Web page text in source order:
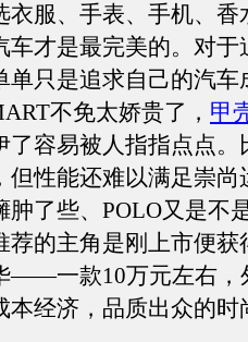
衣服、手表、手机、香
车才是最完美的。对于
单只是追求自己的汽车
不免太娇贵了， 甲
了容易被人指指点点。
但性能还难以满足崇尚
肿了些、POLO又是不
荐的主角是刚上市便获
——一款10万元左右，
本经济，品质出众的时